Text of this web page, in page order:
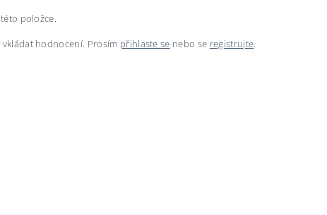
položce.
hodnocení. Prosím přihlaste se nebo se registrujte.